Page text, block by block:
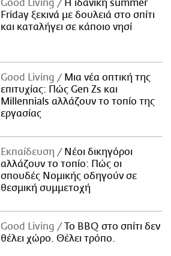
Good Living
Η ιδανική summer
Friday ξεκινά με δουλειά στο σπίτι
και καταλήγει σε κάποιο νησί
Good Living
Μια νέα οπτική της
επιτυχίας: Πώς Gen Zs και
Millennials αλλάζουν το τοπίο της
εργασίας
Εκπαίδευση
Νέοι δικηγόροι
αλλάζουν το τοπίο: Πώς οι
σπουδές Νομικής οδηγούν σε
θεσμική συμμετοχή
Good Living
Το BBQ στο σπίτι δεν
θέλει χώρο. Θέλει τρόπο.